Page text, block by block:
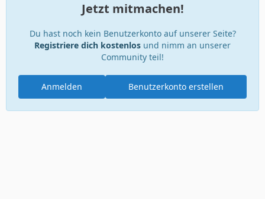
Jetzt mitmachen!
Du hast noch kein Benutzerkonto auf unserer Seite?
Registriere dich kostenlos und nimm an unserer
Community teil!
Benutzerkonto erstellen
Anmelden